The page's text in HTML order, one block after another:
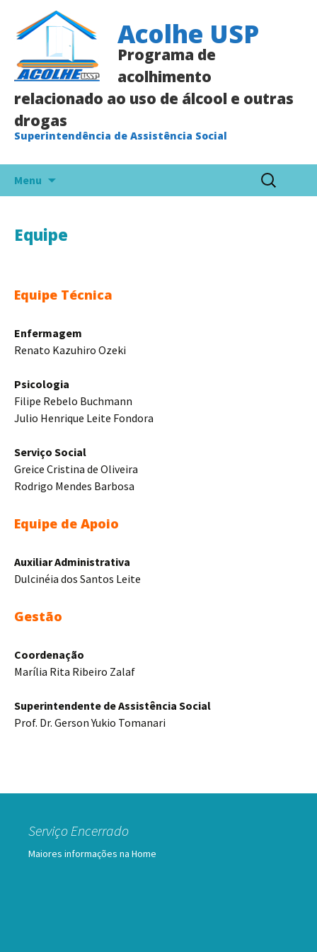
Acolhe USP
Programa de
acolhimento
relacionado ao uso de álcool e outras
drogas
Superintendência de Assistência Social
Menu
Pesquisar
por:
Equipe
Equipe Técnica
Enfermagem
Renato Kazuhiro Ozeki
Psicologia
Filipe Rebelo Buchmann
Julio Henrique Leite Fondora
Serviço Social
Greice Cristina de Oliveira
Rodrigo Mendes Barbosa
Equipe de Apoio
Auxiliar Administrativa
Dulcinéia dos Santos Leite
Gestão
Coordenação
Marília Rita Ribeiro Zalaf
Superintendente de Assistência Social
Prof. Dr. Gerson Yukio Tomanari
Serviço Encerrado
Maiores informações na Home